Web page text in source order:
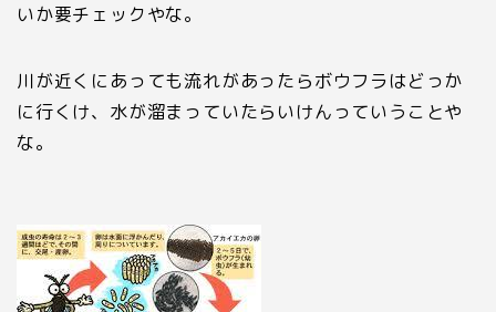
いか要チェックやな。
川が近くにあっても流れがあったらボウフラはどっか
に行くけ、水が溜まっていたらいけんっていうことや
な。